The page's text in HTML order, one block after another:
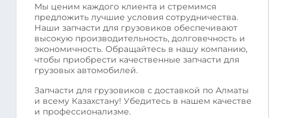
Мы ценим каждого клиента и стремимся
предложить лучшие условия сотрудничества.
Наши запчасти для грузовиков обеспечивают
высокую производительность, долговечность и
экономичность. Обращайтесь в нашу компанию,
чтобы приобрести качественные запчасти для
грузовых автомобилей.
Запчасти для грузовиков с доставкой по Алматы
и всему Казахстану! Убедитесь в нашем качестве
и профессионализме.